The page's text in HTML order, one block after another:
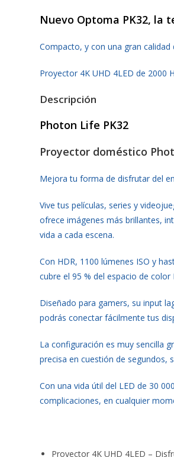
Nuevo Optoma PK32, la
Compacto, y con una gran
Proyector 4K UHD 4LED de 2000
Descripción
Photon Life PK32
Proyector doméstico
Mejora tu forma de disfrutar del
Vive tus películas, series y
ofrece imágenes más brillantes,
vida a cada escena.
Con HDR, 1100 lúmenes ISO y
cubre el 95 % del espacio de
Diseñado para gamers, su input
podrás conectar fácilmente tus
La configuración es muy sencilla
precisa en cuestión de segundos,
Con una vida útil del LED de 30
complicaciones, en cualquier
Proyector 4K UHD 4LED –